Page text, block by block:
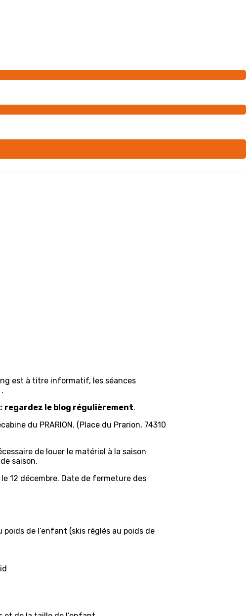
est à titre informatif, les séances
regardez le blog régulièrement.
du PRARION. (Place du Prarion, 74310
de louer le matériel à la saison
saison.
12 décembre. Date de fermeture des
de l’enfant (skis réglés au poids de